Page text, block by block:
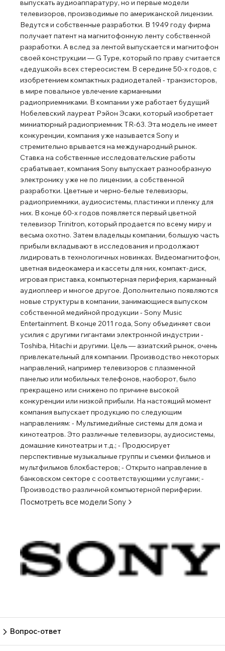
кнопки помогают управлять наушниками, то есть вы
можете воспроизводить, останавливать, переключать
треки и регулировать громкость одним касанием
пальца. Голосовое управление Нажмите кнопку
голосового управления, чтобы выполнить действие с
помощью Google или Siri, не отрываясь от своих дел,
например воспроизвести любимые песни, отправить
сообщение или совершить вызов, получить быстрый
ответ, управлять календарем и напоминаниями.
Кристально чистый звук во время звонков Встроенный
микрофон открывает возможности совершения вызовов
в режиме hands-free, а также позволяет подключиться к
онлайн-классу или рабочему совещанию. Звонки в
режиме hands-free позволяют с легкостью отвечать на
звонки одним нажатием кнопок на чашах. Теперь вам
больше не нужно каждый раз доставать телефон из
кармана. Забота об окружающей среде Продукты Sony
отличаются стильным дизайном и экологичностью. В
наушниках WH-CH520 используется переработанный
пластик. Кроме того, упаковочные материалы
изготовлены без использования пластика. Эти наушники
отражают стремление Sony к снижению воздействия
продукции и технологий на окружающую среду.
выпускать аудиоаппаратуру, но и первые модели
телевизоров, производимые по американской лицензии.
Ведутся и собственные разработки. В 1949 году фирма
получает патент на магнитофонную ленту собственной
разработки. А вслед за лентой выпускается и магнитофон
своей конструкции — G Type, который по праву считается
«дедушкой» всех стереосистем. В середине 50-х годов, с
изобретением компактных радиодеталей - транзисторов,
в мире повальное увлечение карманными
радиоприемниками. В компании уже работает будущий
Нобелевский лауреат Рэйон Эсаки, который изобретает
миниатюрный радиоприемник TR-63. Эта модель не имеет
конкуренции, компания уже называется Sony и
стремительно врывается на международный рынок.
Ставка на собственные исследовательские работы
срабатывает, компания Sony выпускает разнообразную
электронику уже не по лицензии, а собственной
разработки. Цветные и черно-белые телевизоры,
радиоприемники, аудиосистемы, пластинки и пленку для
них. В конце 60-х годов появляется первый цветной
телевизор Trinitron, который продается по всему миру и
весьма охотно. Затем владельцы компании, большую часть
прибыли вкладывают в исследования и продолжают
лидировать в технологичных новинках. Видеомагнитофон,
цветная видеокамера и кассеты для них, компакт-диск,
игровая приставка, компьютерная периферия, карманный
аудиоплеер и многое другое. Дополнительно появляются
новые структуры в компании, занимающиеся выпуском
собственной медийной продукции - Sony Music
Entertainment. В конце 2011 года, Sony объединяет свои
усилия с другими гигантами электронной индустрии -
Toshiba, Hitachi и другими. Цель — азиатский рынок, очень
привлекательный для компании. Производство некоторых
направлений, например телевизоров с плазменной
панелью или мобильных телефонов, наоборот, было
прекращено или снижено по причине высокой
конкуренции или низкой прибыли. На настоящий момент
компания выпускает продукцию по следующим
направлениям: - Мультимедийные системы для дома и
кинотеатров. Это различные телевизоры, аудиосистемы,
домашние кинотеатры и т.д.; - Продюсирует
перспективные музыкальные группы и съемки фильмов и
мультфильмов блокбастеров; - Открыто направление в
банковском секторе с соответствующими услугами; -
Производство различной компьютерной периферии.
Посмотреть все модели Sony
Вопрос-ответ